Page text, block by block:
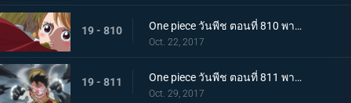
19 - 810 One piece วันพีช ตอนที่ 810 พากย์ไทย สิ้นสุดการผจญภัย ข้อเสนอที่เด็ดเดี่ยวของซันจิ
Oct. 22, 2017
19 - 811 One piece วันพีช ตอนที่ 811 พากย์ไทย ฉันจะรอที่นี่ ลูฟี่ VS กองทัพพิโรธ
Oct. 29, 2017